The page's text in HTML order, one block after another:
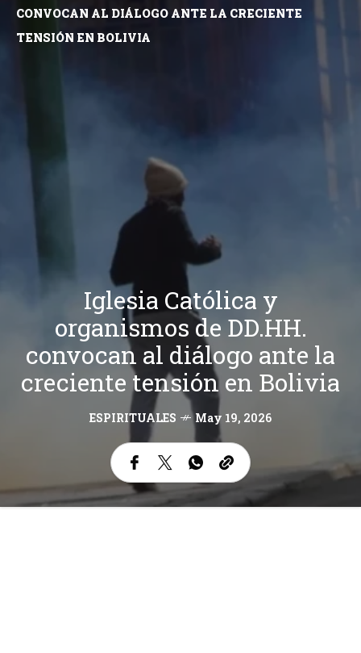
CONVOCAN AL DIÁLOGO ANTE LA CRECIENTE
TENSIÓN EN BOLIVIA
Iglesia Católica y
organismos de DD.HH.
convocan al diálogo ante la
creciente tensión en Bolivia
ESPIRITUALES May 19, 2026